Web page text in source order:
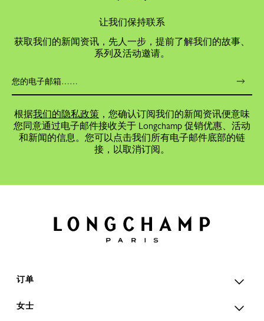
让我们保持联系
获取我们的新闻资讯，先人一步，提前了解我们的故事、
系列及活动邀请。
根据我们的隐私政策 ，您确认订阅我们的新闻资讯便意味
您同意通过电子邮件接收关于 Longchamp 促销优惠、活动
和新闻的信息。您可以点击我们所有电子邮件底部的链
接，以取消订阅。
订单
女士